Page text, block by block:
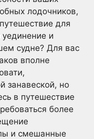
лодочников,
для
и
судне? Для вас
вполне
занавеской, но
в путешествие
более
и смешанные